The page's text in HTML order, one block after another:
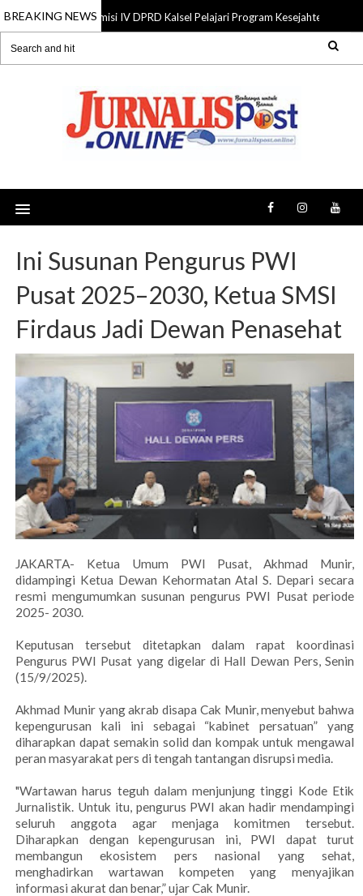
BREAKING NEWS
06 Aug 2026 Komisi IV DPRD Kalsel Pelajari Program Kesejahteraan
Ini Susunan Pengurus PWI
Pusat 2025–2030, Ketua SMSI
Firdaus Jadi Dewan Penasehat
JAKARTA- Ketua Umum PWI Pusat, Akhmad Munir,
didampingi Ketua Dewan Kehormatan Atal S. Depari secara
resmi mengumumkan susunan pengurus PWI Pusat periode
2025- 2030.
Keputusan tersebut ditetapkan dalam rapat koordinasi
Pengurus PWI Pusat yang digelar di Hall Dewan Pers, Senin
(15/9/2025).
Akhmad Munir yang akrab disapa Cak Munir, menyebut bahwa
kepengurusan kali ini sebagai “kabinet persatuan” yang
diharapkan dapat semakin solid dan kompak untuk mengawal
peran masyarakat pers di tengah tantangan disrupsi media.
"Wartawan harus teguh dalam menjunjung tinggi Kode Etik
Jurnalistik. Untuk itu, pengurus PWI akan hadir mendampingi
seluruh anggota agar menjaga komitmen tersebut.
Diharapkan dengan kepengurusan ini, PWI dapat turut
membangun ekosistem pers nasional yang sehat,
menghadirkan wartawan kompeten yang menyajikan
informasi akurat dan benar,” ujar Cak Munir.